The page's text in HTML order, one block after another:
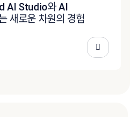
AI Studio와 AI
새로운 차원의 경험